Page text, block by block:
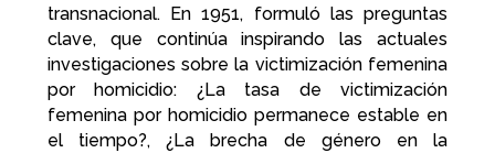
transnacional. En 1951, formuló las preguntas
clave, que continúa inspirando las actuales
investigaciones sobre la victimización femenina
por homicidio: ¿La tasa de victimización
femenina por homicidio permanece estable en
el tiempo?, ¿La brecha de género en la